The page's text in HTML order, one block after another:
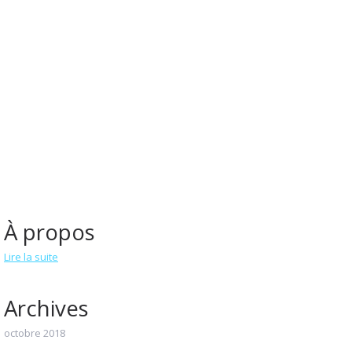
À propos
Lire la suite
Archives
octobre 2018